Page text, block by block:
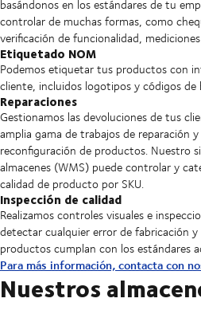
basándonos en los estándares de tu
controlar de muchas formas, como
verificación de funcionalidad,
Etiquetado NOM
Podemos etiquetar tus productos con
cliente, incluidos logotipos y códigos de
Reparaciones
Gestionamos las devoluciones de tus
amplia gama de trabajos de reparación
reconfiguración de productos. Nuestro
almacenes (WMS) puede controlar y
calidad de producto por SKU.
Inspección de calidad
Realizamos controles visuales e
detectar cualquier error de fabricación
productos cumplan con los estándares
Para más información, contacta con
Nuestros